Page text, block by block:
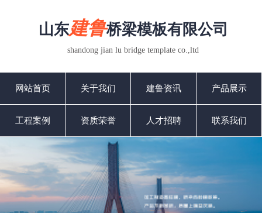
山东建鲁桥梁模板有限公司
shandong jian lu bridge template co.,ltd
网站首页 关于我们 建鲁资讯 产品展示
工程案例 资质荣誉 人才招聘 联系我们